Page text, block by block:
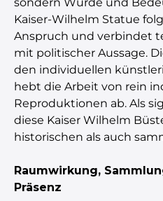
Kaiser-Wilhelm Statue
Anspruch und verbindet
mit politischer Aussage.
den individuellen
hebt die Arbeit von rein
Reproduktionen ab. Als
diese Kaiser Wilhelm
historischen als auch
Raumwirkung,
Präsenz